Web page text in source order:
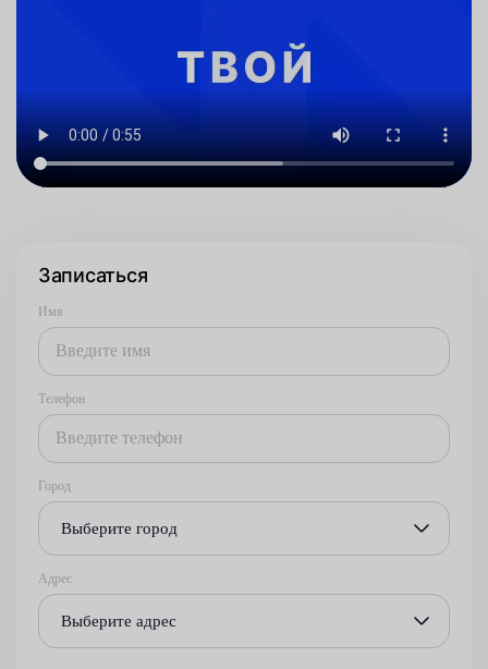
Записаться
Имя
Телефон
Город
Выберите город
Адрес
Выберите адрес